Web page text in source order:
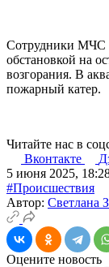
Сотрудники МЧС
обстановкой на
возгорания. В
пожарный катер.
Читайте нас в
Вконтакте
5 июня 2025,
#Происшествия
Автор: Светлана
Оцените новость